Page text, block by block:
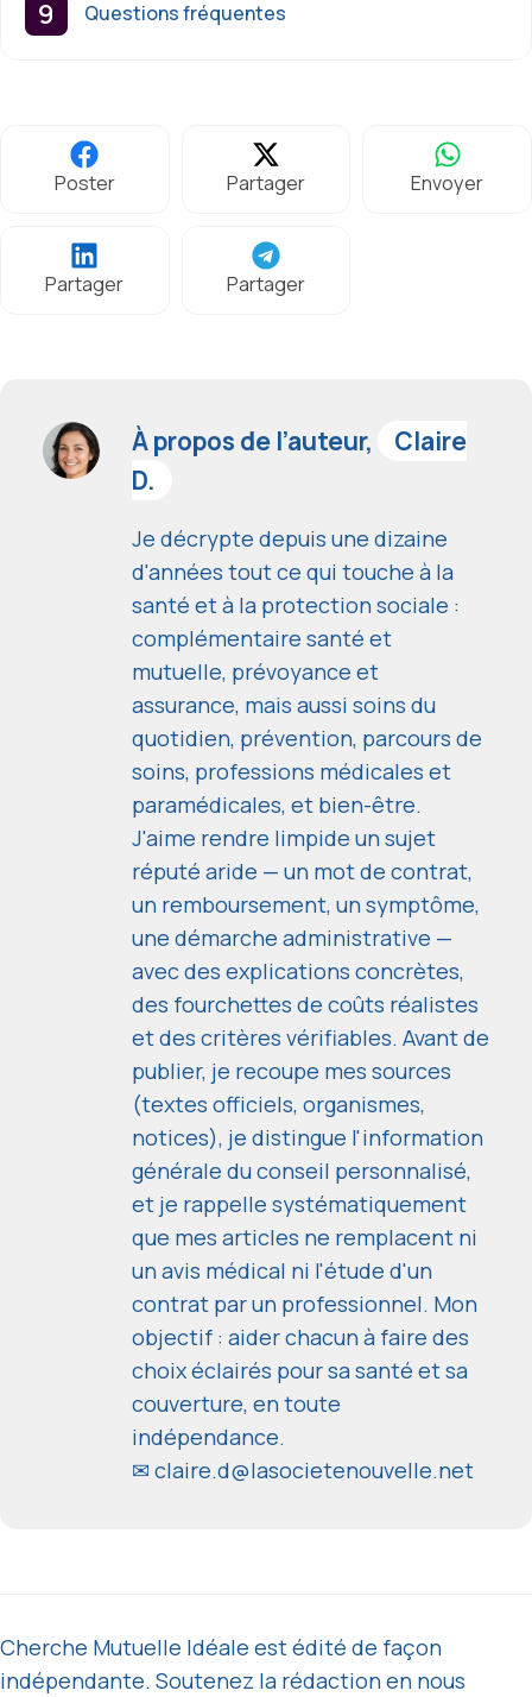
Questions fréquentes
Poster Partager Envoyer
Partager Partager
À propos de l’auteur,
Claire
D.
Je décrypte depuis une dizaine
d'années tout ce qui touche à la
santé et à la protection sociale :
complémentaire santé et
mutuelle, prévoyance et
assurance, mais aussi soins du
quotidien, prévention, parcours de
soins, professions médicales et
paramédicales, et bien-être.
J'aime rendre limpide un sujet
réputé aride — un mot de contrat,
un remboursement, un symptôme,
une démarche administrative —
avec des explications concrètes,
des fourchettes de coûts réalistes
et des critères vérifiables. Avant de
publier, je recoupe mes sources
(textes officiels, organismes,
notices), je distingue l'information
générale du conseil personnalisé,
et je rappelle systématiquement
que mes articles ne remplacent ni
un avis médical ni l'étude d'un
contrat par un professionnel. Mon
objectif : aider chacun à faire des
choix éclairés pour sa santé et sa
couverture, en toute
indépendance.
✉ claire.d@lasocietenouvelle.net
Cherche Mutuelle Idéale est édité de façon
indépendante. Soutenez la rédaction en nous